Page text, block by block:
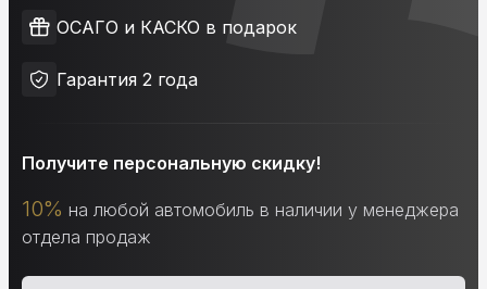
ОСАГО и КАСКО в подарок
Гарантия 2 года
Получите персональную скидку!
10% на любой автомобиль в наличии у менеджера
отдела продаж